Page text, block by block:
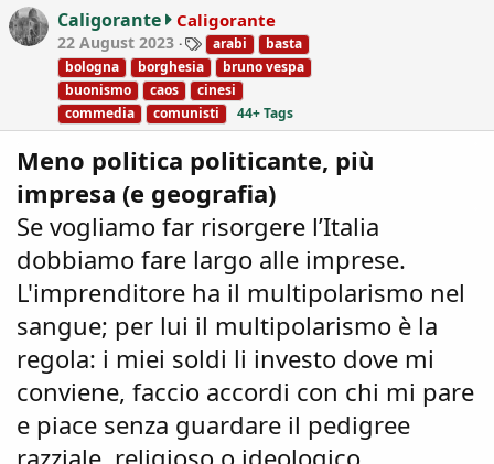
o Caligorante Caligorante
22 August 2023
T
a
g
s
arabi
basta
bologna
borghesia
bruno vespa
buonismo
caos
cinesi
commedia
comunisti 44+ Tags
Meno politica politicante, più
impresa (e geografia)
Se vogliamo far risorgere l’Italia
dobbiamo fare largo alle imprese.
L'imprenditore ha il multipolarismo nel
sangue; per lui il multipolarismo è la
regola: i miei soldi li investo dove mi
conviene, faccio accordi con chi mi pare
e piace senza guardare il pedigree
razziale, religioso o ideologico.